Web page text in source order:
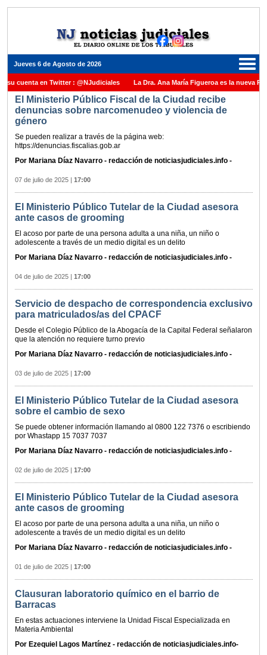
Jueves 6 de Agosto de 2026
cuenta en Twitter : @NJudiciales La Dra. Ana María Figueroa es la nueva
de la Nación una medalla al Dr. Raul Zaffaroni en reconocimiento por su
Carles para cubrir vacante en la Corte Suprema de Justicia de la Nación
ante el Juez Daniel Rafecas
El Ministerio Público Fiscal de la Ciudad recibe
denuncias sobre narcomenudeo y violencia de
género
Se pueden realizar a través de la página web:
https://denuncias.fiscalias.gob.ar
Por Mariana Díaz Navarro - redacción de noticiasjudiciales.info -
07 de julio de 2025 | 17:00
El Ministerio Público Tutelar de la Ciudad asesora
ante casos de grooming
El acoso por parte de una persona adulta a una niña, un niño o
adolescente a través de un medio digital es un delito
Por Mariana Díaz Navarro - redacción de noticiasjudiciales.info -
04 de julio de 2025 | 17:00
Servicio de despacho de correspondencia exclusivo
para matriculados/as del CPACF
Desde el Colegio Público de la Abogacía de la Capital Federal señalaron
que la atención no requiere turno previo
Por Mariana Díaz Navarro - redacción de noticiasjudiciales.info -
03 de julio de 2025 | 17:00
El Ministerio Público Tutelar de la Ciudad asesora
sobre el cambio de sexo
Se puede obtener información llamando al 0800 122 7376 o escribiendo
por Whastapp 15 7037 7037
Por Mariana Díaz Navarro - redacción de noticiasjudiciales.info -
02 de julio de 2025 | 17:00
El Ministerio Público Tutelar de la Ciudad asesora
ante casos de grooming
El acoso por parte de una persona adulta a una niña, un niño o
adolescente a través de un medio digital es un delito
Por Mariana Díaz Navarro - redacción de noticiasjudiciales.info -
01 de julio de 2025 | 17:00
Clausuran laboratorio químico en el barrio de
Barracas
En estas actuaciones interviene la Unidad Fiscal Especializada en
Materia Ambiental
Por Ezequiel Lagos Martínez - redacción de noticiasjudiciales.info-